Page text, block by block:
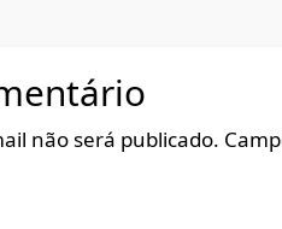
não será publicado.